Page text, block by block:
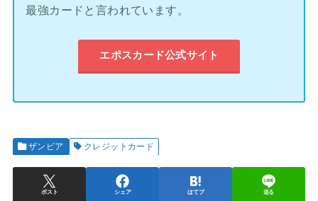
最強カードと言われています。
エポスカード公式サイト
ザンビア クレジットカード
ポスト シェア はてブ 送る